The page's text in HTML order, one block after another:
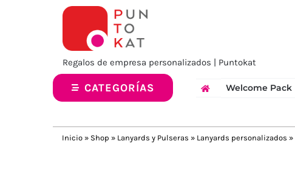
Regalos de empresa personalizados | Puntokat
CATEGORÍAS Welcome Pack
Inicio » Shop » Lanyards y Pulseras » Lanyards personalizados »